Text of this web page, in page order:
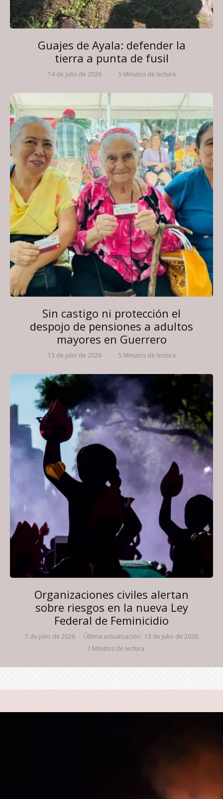
Guajes de Ayala: defender la
tierra a punta de fusil
14 de julio de 2026 · · 5 Minutos de lectura
Sin castigo ni protección el
despojo de pensiones a adultos
mayores en Guerrero
13 de julio de 2026 · · 5 Minutos de lectura
Organizaciones civiles alertan
sobre riesgos en la nueva Ley
Federal de Feminicidio
7 de julio de 2026 · Última actualización: 13 de julio de 2026
· 7 Minutos de lectura